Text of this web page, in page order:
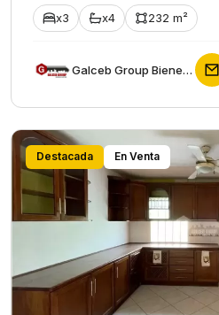
x3 x4 232 m²
Galceb Group Bienes Raices
Destacada En Venta